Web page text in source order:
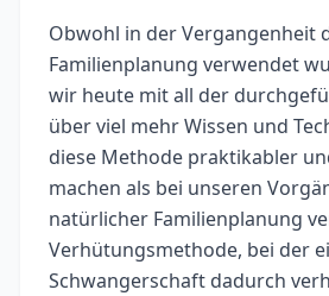
Obwohl in der Vergangenheit
Familienplanung verwendet
wir heute mit all der
über viel mehr Wissen und
diese Methode praktikabler
machen als bei unseren
natürlicher Familienplanung
Verhütungsmethode, bei der
Schwangerschaft dadurch